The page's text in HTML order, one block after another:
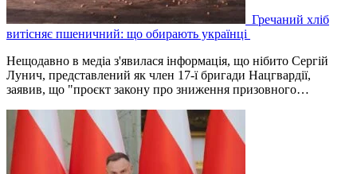
Гречаний хліб
витісняє пшеничний: що обирають українці
Нещодавно в медіа з'явилася інформація, що нібито Сергій
Лунич, представлений як член 17-ї бригади Нацгвардії,
заявив, що "проєкт закону про зниження призовного…